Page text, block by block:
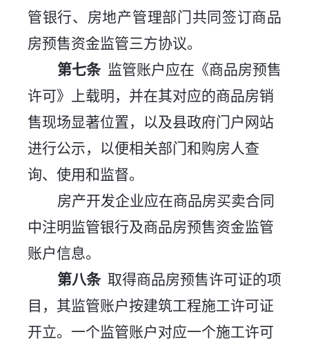
管银行、房地产管理部门共同签订商品
房预售资金监管三方协议。
第七条 监管账户应在《商品房预售
许可》上载明，并在其对应的商品房销
售现场显著位置，以及县政府门户网站
进行公示， 以便相关部门和购房人查
询、使用和监督。
房产开发企业应在商品房买卖合同
中注明监管银行及商品房预售资金监管
账户信息。
第八条 取得商品房预售许可证的项
目，其监管账户按建筑工程施工许可证
开立。一个监管账户对应一个施工许可